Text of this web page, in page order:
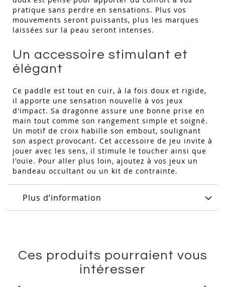
pratique sans perdre en sensations. Plus vos
mouvements seront puissants, plus les marques
laissées sur la peau seront intenses.
Un accessoire stimulant et
élégant
Ce paddle est tout en cuir, à la fois doux et rigide,
il apporte une sensation nouvelle à vos jeux
d'impact. Sa dragonne assure une bonne prise en
main tout comme son rangement simple et soigné.
Un motif de croix habille son embout, soulignant
son aspect provocant. Cet accessoire de jeu invite à
jouer avec les sens, il stimule le toucher ainsi que
l'ouïe. Pour aller plus loin, ajoutez à vos jeux un
bandeau occultant ou un kit de contrainte.
Plus d’information
Ces produits pourraient vous
intéresser